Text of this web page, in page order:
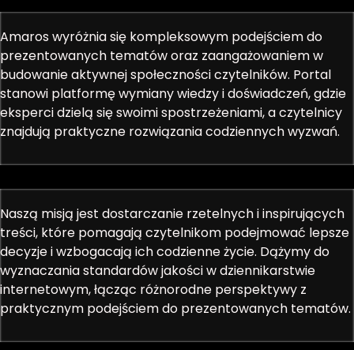
Amaros wyróżnia się kompleksowym podejściem do
prezentowanych tematów oraz zaangażowaniem w
budowanie aktywnej społeczności czytelników. Portal
stanowi platformę wymiany wiedzy i doświadczeń, gdzie
eksperci dzielą się swoimi spostrzeżeniami, a czytelnicy
znajdują praktyczne rozwiązania codziennych wyzwań.
Naszą misją jest dostarczanie rzetelnych i inspirujących
treści, które pomagają czytelnikom podejmować lepsze
decyzje i wzbogacają ich codzienne życie. Dążymy do
wyznaczania standardów jakości w dziennikarstwie
internetowym, łącząc różnorodne perspektywy z
praktycznym podejściem do prezentowanych tematów.